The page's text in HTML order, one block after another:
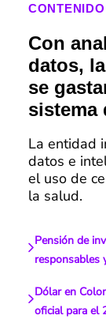
Con
datos,
se
sistema
La entidad
datos e
el uso de
la salud.
Pensión de
responsables
Dólar en
oficial para el